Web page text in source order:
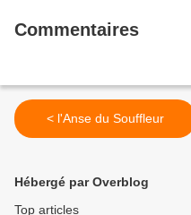
Commentaires
< l'Anse du Souffleur
Hébergé par Overblog
Top articles